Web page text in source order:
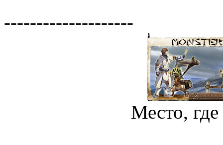
--------------------
Место,